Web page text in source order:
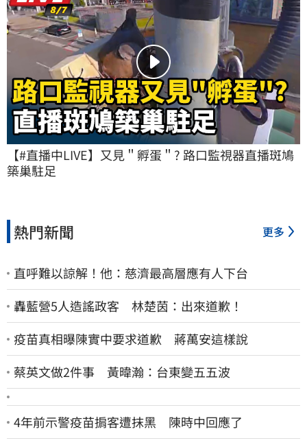
【#直播中LIVE】又見＂孵蛋＂? 路口監視器直播斑鳩
築巢駐足
熱門新聞 更多
直呼難以諒解！他：慈濟最高層應有人下台
轟藍營5人造謠政客 林楚茵：出來道歉！
疫苗真相曝陳實中要求道歉 蔣萬安這樣說
蔡英文做2件事 黃暐瀚：台東變五五波
4年前示警疫苗掮客遭抹黑 陳時中回應了